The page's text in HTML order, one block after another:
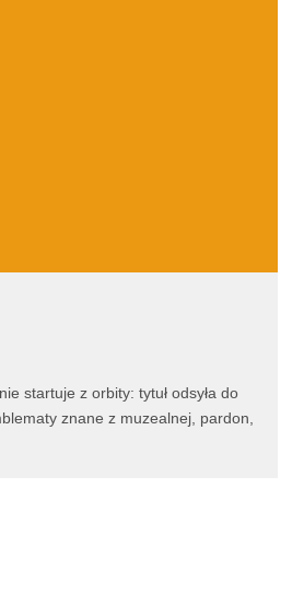
startuje z orbity: tytuł odsyła do
znane z muzealnej, pardon,